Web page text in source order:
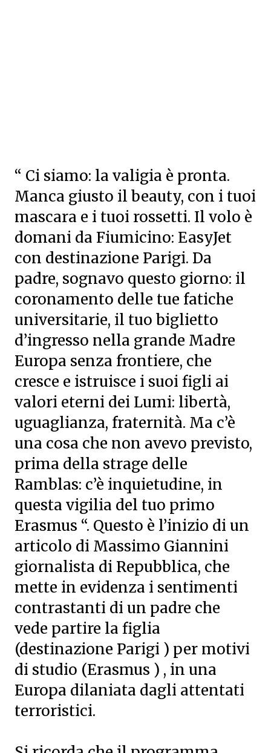
“ Ci siamo: la valigia è pronta.
Manca giusto il beauty, con i tuoi
mascara e i tuoi rossetti. Il volo è
domani da Fiumicino: EasyJet
con destinazione Parigi. Da
padre, sognavo questo giorno: il
coronamento delle tue fatiche
universitarie, il tuo biglietto
d’ingresso nella grande Madre
Europa senza frontiere, che
cresce e istruisce i suoi figli ai
valori eterni dei Lumi: libertà,
uguaglianza, fraternità. Ma c’è
una cosa che non avevo previsto,
prima della strage delle
Ramblas: c’è inquietudine, in
questa vigilia del tuo primo
Erasmus “. Questo è l’inizio di un
articolo di Massimo Giannini
giornalista di Repubblica, che
mette in evidenza i sentimenti
contrastanti di un padre che
vede partire la figlia
(destinazione Parigi ) per motivi
di studio (Erasmus ) , in una
Europa dilaniata dagli attentati
terroristici.